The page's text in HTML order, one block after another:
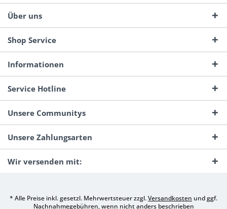
Über uns
Shop Service
Informationen
Service Hotline
Unsere Communitys
Unsere Zahlungsarten
Wir versenden mit:
* Alle Preise inkl. gesetzl. Mehrwertsteuer zzgl.Versandkosten und ggf.
Nachnahmegebühren, wenn nicht anders beschrieben